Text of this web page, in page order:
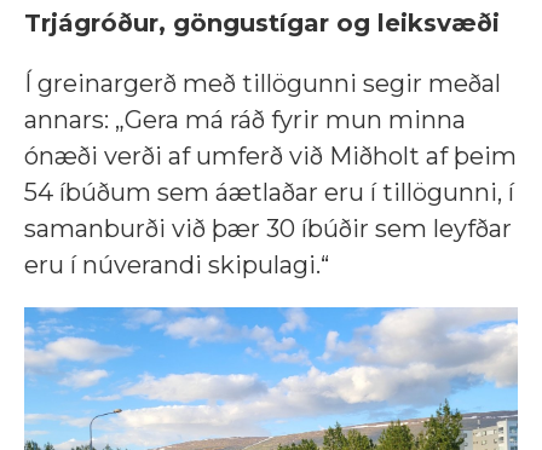
Trjágróður, göngustígar og leiksvæði
Í greinargerð með tillögunni segir meðal
annars: „Gera má ráð fyrir mun minna
ónæði verði af umferð við Miðholt af þeim
54 íbúðum sem áætlaðar eru í tillögunni, í
samanburði við þær 30 íbúðir sem leyfðar
eru í núverandi skipulagi.“